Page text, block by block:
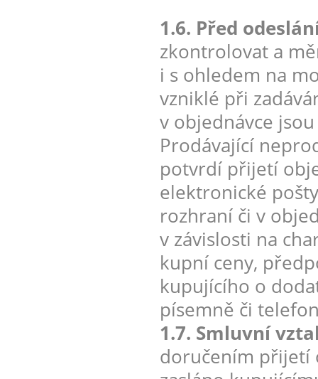
1.6. Před
zkontrolovat a
i s ohledem na
vzniklé při
v objednávce
Prodávající
potvrdí přijetí
elektronické
rozhraní či v
v závislosti na
kupní ceny,
kupujícího o
písemně či
1.7. Smluvní
doručením přijetí